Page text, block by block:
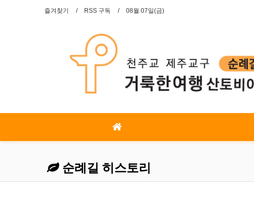
즐겨찾기 RSS 구독 08월 07일(금)
순례길 히스토리